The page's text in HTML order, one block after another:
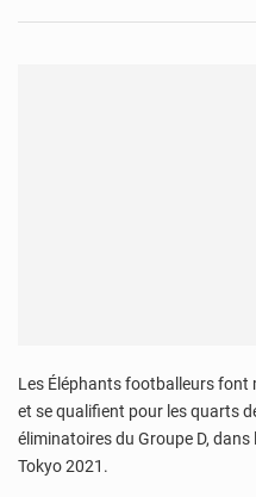
Les Éléphants footballeurs font
et se qualifient pour les quarts
éliminatoires du Groupe D,
Tokyo 2021.